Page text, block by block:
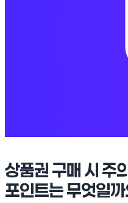
상품권 구매 시 주
포인트는 무엇일